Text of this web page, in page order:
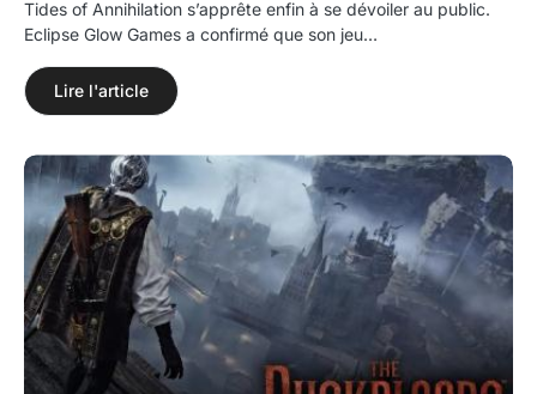
Tides of Annihilation s’apprête enfin à se dévoiler au public.
Eclipse Glow Games a confirmé que son jeu…
Lire l'article